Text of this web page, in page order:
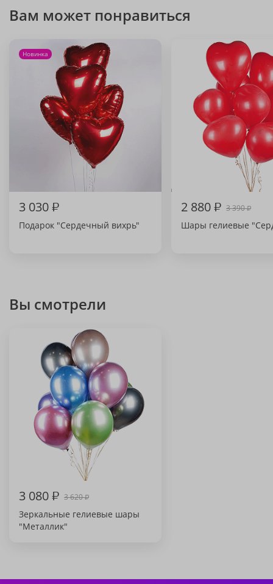
Вам может понравиться
Новинка
3 030₽
Подарок "Сердечный вихрь"
2 880₽ 3 390₽
Шары гелиевые
Вы смотрели
3 080₽ 3 620₽
Зеркальные гелиевые шары
"Металлик"